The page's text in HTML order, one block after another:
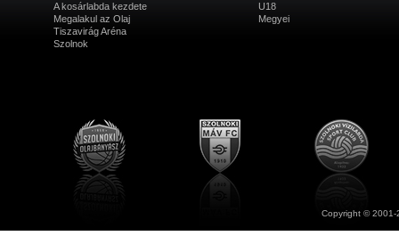
A kosárlabda kezdete
Megalakul az Olaj
Tiszavirág Aréna
Szolnok
U18
Megyei
Copyright ©